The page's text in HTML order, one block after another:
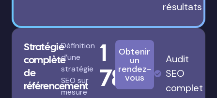
résultats
Stratégie
complète
de
référencement
Définition
d’une
stratégie
SEO sur
mesure
1
780€
Obtenir
un
rendez-
vous
Audit
SEO
complet